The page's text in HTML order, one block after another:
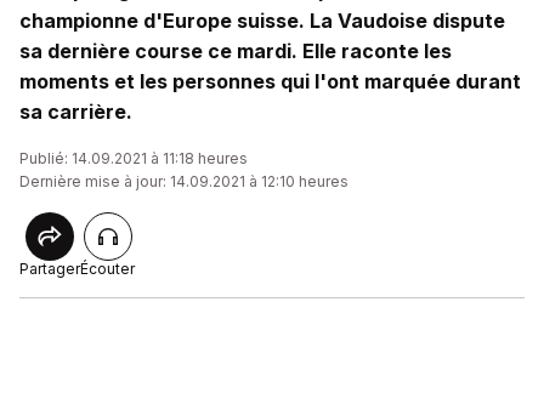
championne d'Europe suisse. La Vaudoise dispute
sa dernière course ce mardi. Elle raconte les
moments et les personnes qui l'ont marquée durant
sa carrière.
Publié: 14.09.2021 à 11:18 heures
Dernière mise à jour: 14.09.2021 à 12:10 heures
PartagerÉcouter